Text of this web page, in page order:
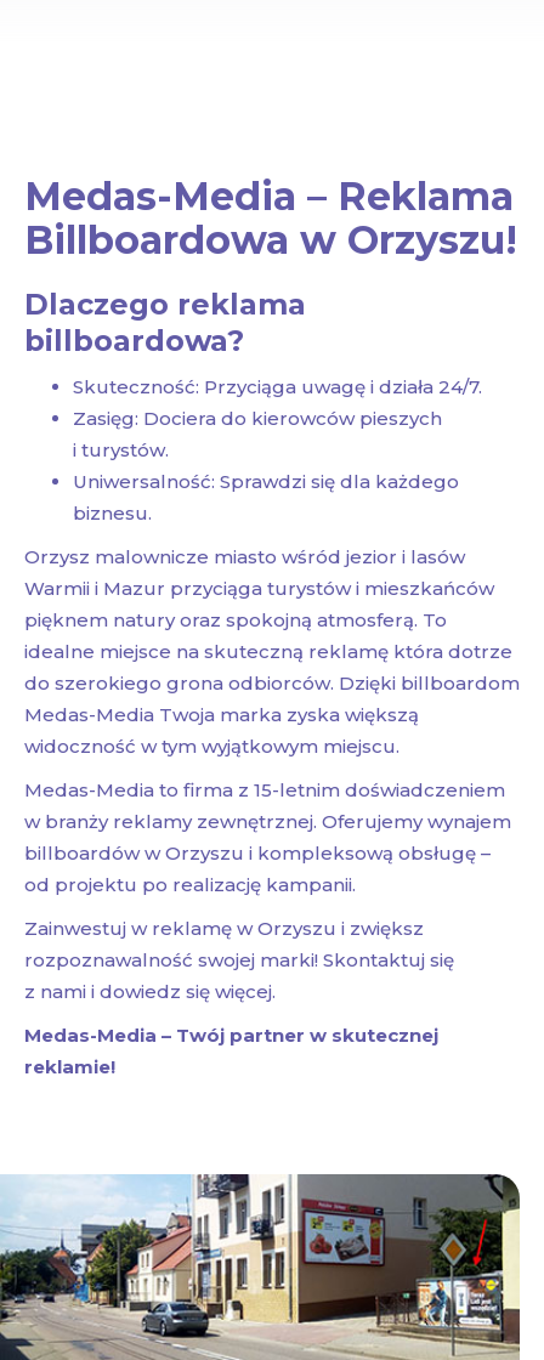
Medas-Media – Reklama
Billboardowa w Orzyszu!
Dlaczego reklama
billboardowa?
Skuteczność: Przyciąga uwagę i działa 24/7.
Zasięg: Dociera do kierowców pieszych
i turystów.
Uniwersalność: Sprawdzi się dla każdego
biznesu.
Orzysz malownicze miasto wśród jezior i lasów
Warmii i Mazur przyciąga turystów i mieszkańców
pięknem natury oraz spokojną atmosferą. To
idealne miejsce na skuteczną reklamę która dotrze
do szerokiego grona odbiorców. Dzięki billboardom
Medas-Media Twoja marka zyska większą
widoczność w tym wyjątkowym miejscu.
Medas-Media to firma z 15-letnim doświadczeniem
w branży reklamy zewnętrznej. Oferujemy wynajem
billboardów w Orzyszu i kompleksową obsługę –
od projektu po realizację kampanii.
Zainwestuj w reklamę w Orzyszu i zwiększ
rozpoznawalność swojej marki! Skontaktuj się
z nami i dowiedz się więcej.
Medas-Media – Twój partner w skutecznej
reklamie!